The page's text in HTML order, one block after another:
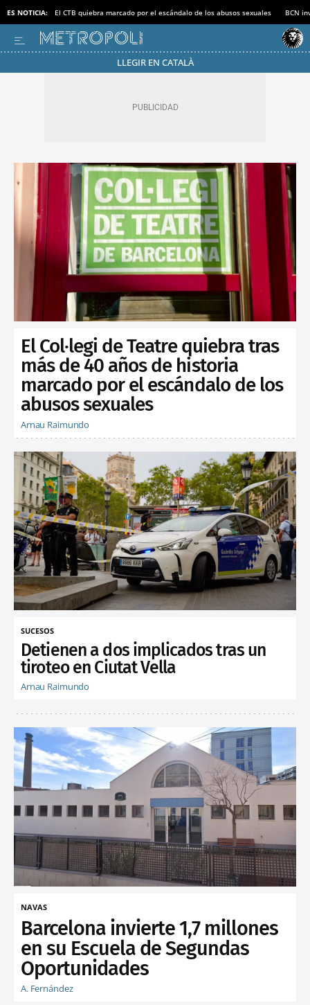
ES NOTICIA: El CTB quiebra marcado por el escándalo de los abusos sexuales BCN
LLEGIR EN CATALÀ
El Col·legi de Teatre quiebra tras
más de 40 años de historia
marcado por el escándalo de los
abusos sexuales
Arnau Raimundo
SUCESOS
Detienen a dos implicados tras un
tiroteo en Ciutat Vella
Arnau Raimundo
NAVAS
Barcelona invierte 1,7 millones
en su Escuela de Segundas
Oportunidades
A. Fernández